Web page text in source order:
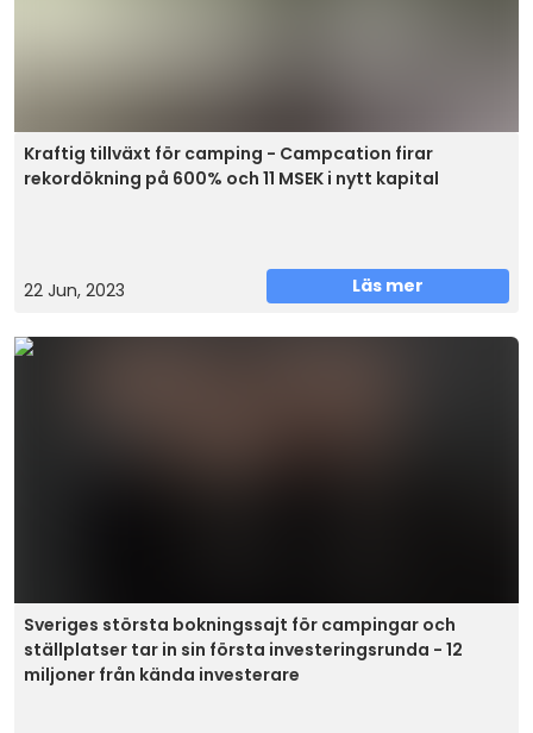
Kraftig tillväxt för camping - Campcation firar
rekordökning på 600% och 11 MSEK i nytt kapital
22 Jun, 2023 Läs mer
Sveriges största bokningssajt för campingar och
ställplatser tar in sin första investeringsrunda - 12
miljoner från kända investerare